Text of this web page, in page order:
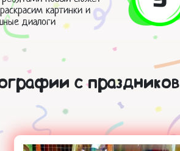
картинки и
диалоги
с праздников